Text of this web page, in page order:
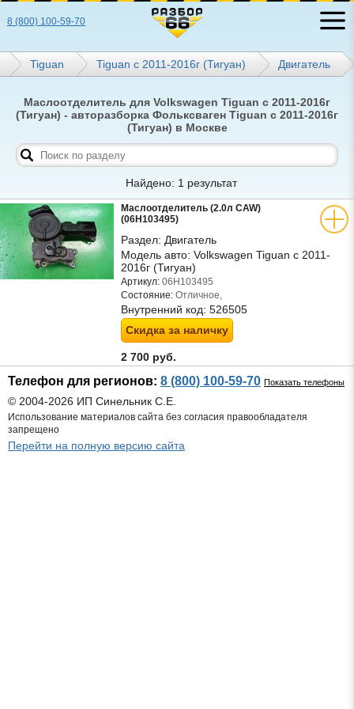
8 (800) 100-59-70
Tiguan Tiguan с 2011-2016г (Тигуан) Двигатель
Маслоотделитель для Volkswagen Tiguan с 2011-2016г
(Тигуан) - авторазборка Фольксваген Tiguan с 2011-2016г
(Тигуан) в Москве
Найдено: 1 результат
Маслоотделитель (2.0л CAW)
(06H103495)
Раздел: Двигатель
Модель авто: Volkswagen Tiguan с 2011-
2016г (Тигуан)
Артикул: 06H103495
Состояние: Отличное,
Внутренний код: 526505
Скидка за наличку
2 700 руб.
Телефон для регионов: 8 (800) 100-59-70 Показать телефоны
© 2004-2026 ИП Синельник С.Е.
Использование материалов сайта без согласия правообладателя
запрещено
Перейти на полную версию сайта